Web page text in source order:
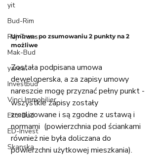
yit
Bud-Rim
Raj-Trans
Mak-Bud
yareal
Investbud
Vinci Immobilier
Eko-Bud
ED-Invest
Skanska
Umowa- po zsumowaniu 2 punkty na 2
możliwe
Została podpisana umowa
deweloperska, a za zapisy umowy
nareszcie mogę przyznać pełny punkt -
wszystkie zapisy zostały
zrealizowane i są zgodne z ustawą i
normami  (powierzchnia pod ściankami
również nie była doliczana do
powierzchni użytkowej mieszkania).